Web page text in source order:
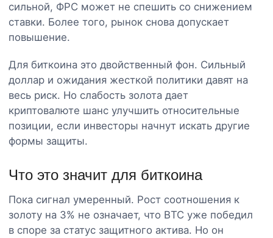
сильной, ФРС может не спешить со снижением
ставки. Более того, рынок снова допускает
повышение.
Для биткоина это двойственный фон. Сильный
доллар и ожидания жесткой политики давят на
весь риск. Но слабость золота дает
криптовалюте шанс улучшить относительные
позиции, если инвесторы начнут искать другие
формы защиты.
Что это значит для биткоина
Пока сигнал умеренный. Рост соотношения к
золоту на 3% не означает, что BTC уже победил
в споре за статус защитного актива. Но он